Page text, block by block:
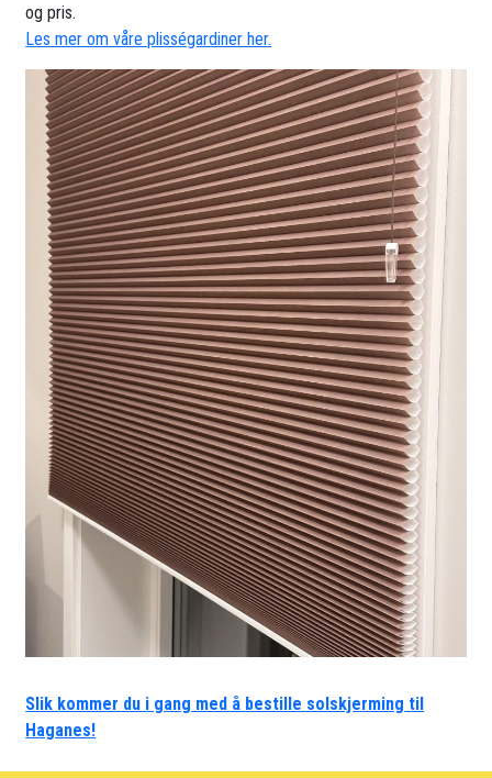
og pris.
Les mer om våre plisségardiner her.
Slik kommer du i gang med å bestille solskjerming til
Haganes!